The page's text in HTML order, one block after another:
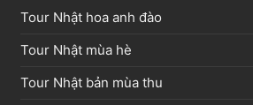
Tour Nhật hoa anh đào
Tour Nhật mùa hè
Tour Nhật bản mùa thu